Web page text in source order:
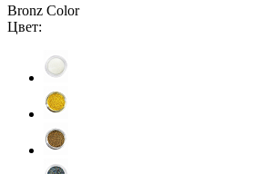
Bronz Color
Цвет: